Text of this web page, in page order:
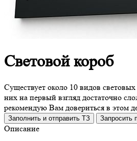
Световой короб
Существует около 10 видов световых
них на первый взгляд достаточно
рекомендую Вам довериться в этом
Заполнить и отправить ТЗ Запросить
Описание